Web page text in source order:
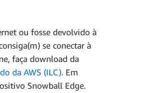
ou fosse devolvido à
se conectar à
faça download da
da AWS (ILC). Em
Snowball Edge.